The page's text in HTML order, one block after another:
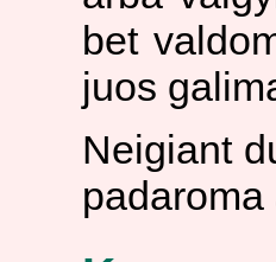
bet
juos
Neigiant